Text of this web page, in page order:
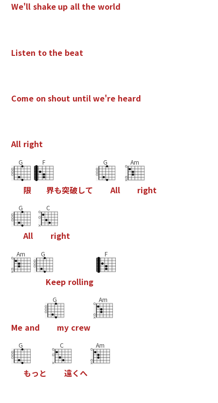
We'll shake up all the world
Listen to the beat
Come on shout untilwe're heard
All right
G
限
F
界も突破して
G
All
Am
right
G
All
C
right
Am G
Keep rolling
F
Me and
G
my crew
Am
G
もっ と
C
遠くへ
Am